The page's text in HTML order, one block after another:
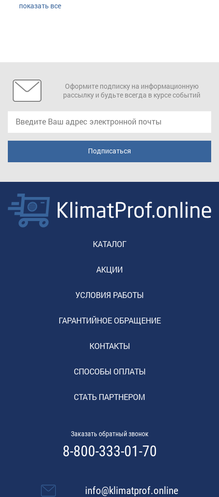
показать все
Оформите подписку на информационную
рассылку и будьте всегда в курсе событий
КАТАЛОГ
АКЦИИ
УСЛОВИЯ РАБОТЫ
ГАРАНТИЙНОЕ ОБРАЩЕНИЕ
КОНТАКТЫ
СПОСОБЫ ОПЛАТЫ
СТАТЬ ПАРТНЕРОМ
Заказать обратный звонок
8-800-333-01-70
info@klimatprof.online